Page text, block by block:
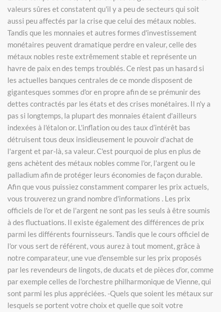
valeurs sûres et constatent qu'il y a peu de secteurs qui soit
aussi peu affectés par la crise que celui des métaux nobles.
Tandis que les monnaies et autres formes d'investissement
monétaires peuvent dramatique perdre en valeur, celle des
métaux nobles reste extrêmement stable et représente un
havre de paix en des temps troublés. Ce n'est pas un hasard si
les actuelles banques centrales de ce monde disposent de
gigantesques sommes d'or en propre afin de se prémunir des
dettes contractés par les états et des crises monétaires. Il n'y a
pas si longtemps, la plupart des monnaies étaient d'ailleurs
indexées à l'étalon or. L'inflation ou des taux d’intérêt bas
détruisent tous deux insidieusement le pouvoir d'achat de
l'argent et par-là, sa valeur. C'est pourquoi de plus en plus de
gens achètent des métaux nobles comme l'or, l'argent ou le
palladium afin de protéger leurs économies de façon durable.
Afin que vous puissiez constamment comparer les prix actuels,
vous trouverez un grand nombre d'informations . Les prix
officiels de l'or et de l'argent ne sont pas les seuls à être soumis
à des fluctuations. Il existe également des différences de prix
parmi les différents fournisseurs. Tandis que le cours officiel de
l'or vous sert de référent, vous aurez à tout moment, grâce à
notre comparateur, une vue d'ensemble sur les prix proposés
par les revendeurs de lingots, de ducats et de pièces d'or, comme
par exemple celles de l'orchestre philharmonique de Vienne, qui
sont parmi les plus appréciées. -Quels que soient les métaux sur
lesquels se portent votre choix et quelle que soit votre